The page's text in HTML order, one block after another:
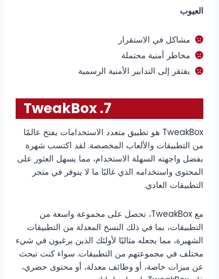
العيوب
مشاكل في الاستقرار
مخاطر أمنية محتملة
يفتقر إلى التدابير الأمنية الرسمية
7. TweakBox
TweakBox هو تطبيق متعدد الاستخدامات يفتح عالمًا
من التطبيقات والألعاب المخصصة. لقد اكتسب شهرة
بفضل واجهته السهلة الاستخدام، مما يسهل العثور على
المحتوى واستخدامه الذي غالبًا ما لا يتوفر في متجر
التطبيقات العادي.
مع TweakBox، تحصل على مجموعة واسعة من
التطبيقات، بما في ذلك النسخ المعدلة من التطبيقات
الشهيرة، مما يجعله مثاليًا لأولئك الذين يرغبون في شيء
مختلف في مجموعتهم من التطبيقات. سواء كنت تبحث
عن ميزات خاصة، أو وظائف معدلة، أو محتوى حصري،